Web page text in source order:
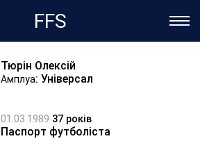
FFS
Тюрін Олексій
Амплуа: Універсал
01.03.1989 37 років
Паспорт футболіста